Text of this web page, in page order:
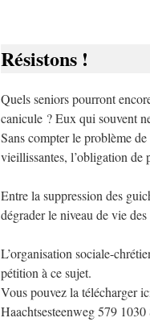
Résistons !
Quels seniors pourront
canicule ? Eux qui souvent
Sans compter le problème
vieillissantes, l’obligation de
Entre la suppression des
dégrader le niveau de vie
L’organisation sociale-
pétition à ce sujet.
Vous pouvez la télécharger
Haachtsesteenweg 579 1030